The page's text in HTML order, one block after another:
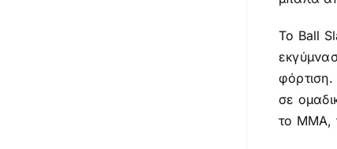
Το Ball
φόρτιση.
σε
το ΜΜΑ,